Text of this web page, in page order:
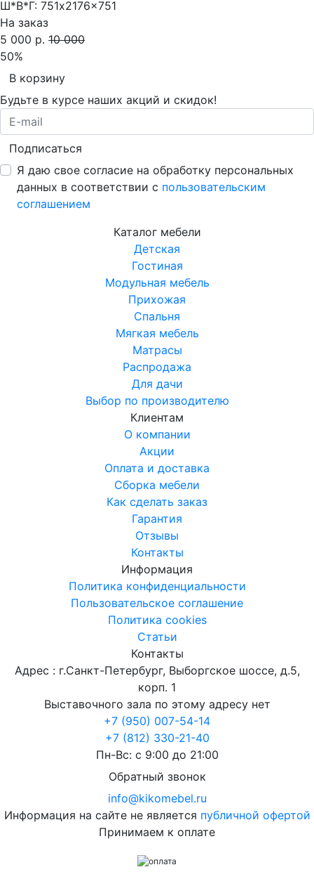
Ш*В*Г: 751x2176x751
На заказ
5 000 р. 10 000
50%
В корзину
Будьте в курсе наших акций и скидок!
Подписаться
Я даю свое согласие на обработку персональных
данных в соответствии с пользовательским
соглашением
Каталог мебели
Детская
Гостиная
Модульная мебель
Прихожая
Спальня
Мягкая мебель
Матрасы
Распродажа
Для дачи
Выбор по производителю
Клиентам
О компании
Акции
Оплата и доставка
Сборка мебели
Как сделать заказ
Гарантия
Отзывы
Контакты
Информация
Политика конфиденциальности
Пользовательское соглашение
Политика cookies
Статьи
Контакты
Адрес : г.Санкт-Петербург, Выборгское шоссе, д.5,
корп. 1
Выставочного зала по этому адресу нет
+7 (950) 007-54-14
+7 (812) 330-21-40
Пн-Вс: с 9:00 до 21:00
Обратный звонок
info@kikomebel.ru
Информация на сайте не является публичной офертой
Принимаем к оплате